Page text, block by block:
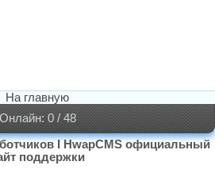
На главную
0 / 48
I HwapCMS официальный
поддержки